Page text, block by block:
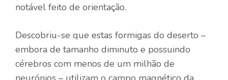
notável feito de orientação.
Descobriu-se que estas formigas do deserto –
embora de tamanho diminuto e possuindo
cérebros com menos de um milhão de